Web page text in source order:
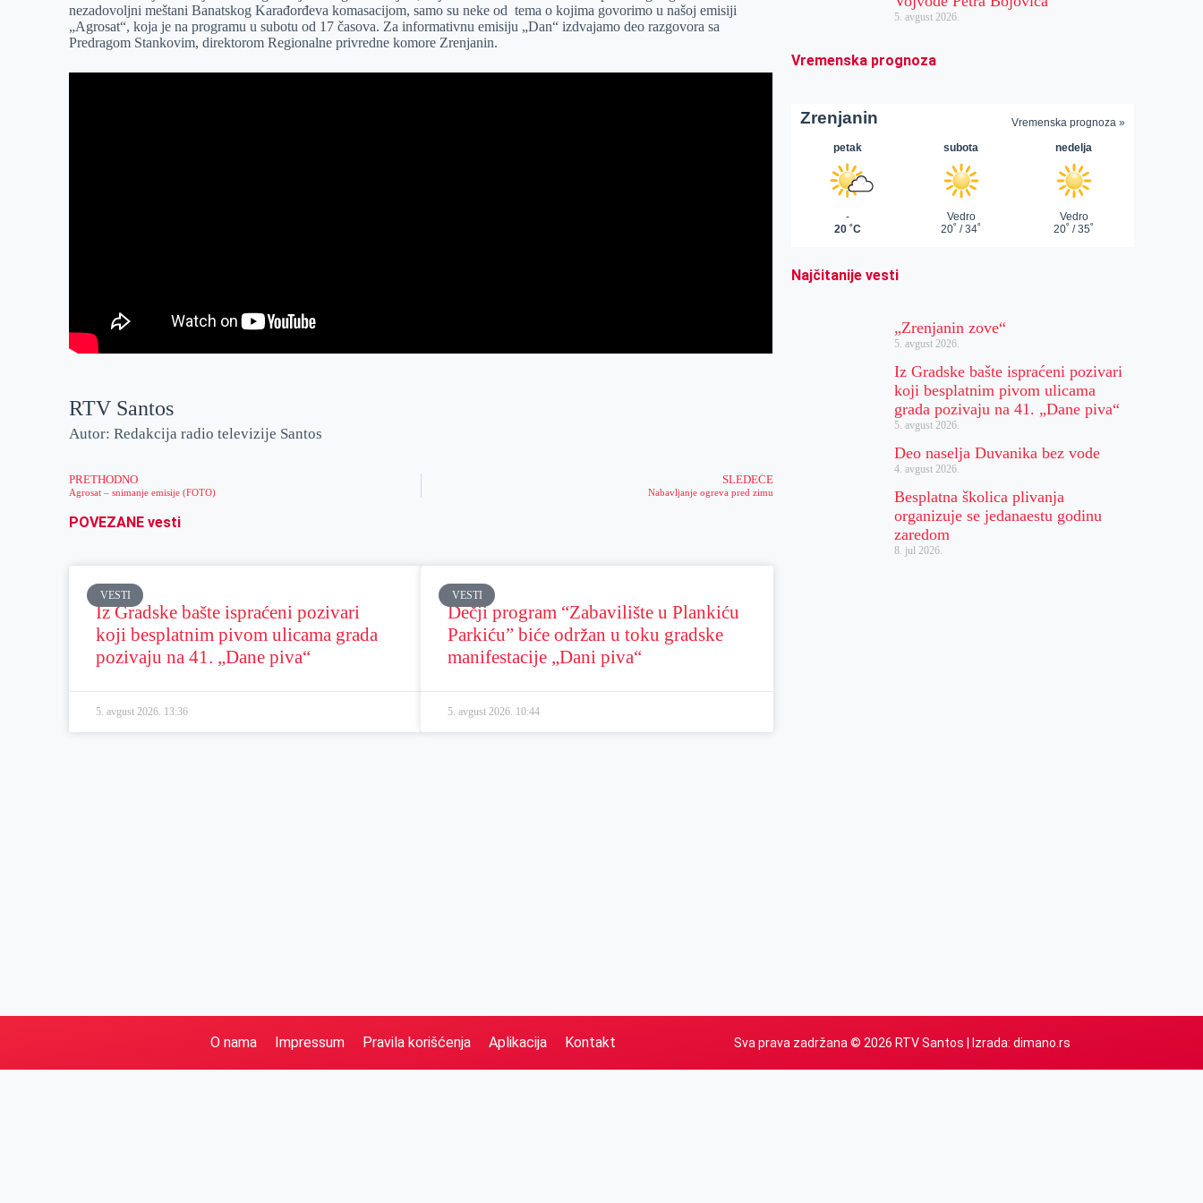
A
p
p
l
nezadovoljni meštani Banatskog Karađorđeva komasacijom, samo su neke od tema o kojima govorimo u našoj emisiji
„Agrosat“, koja je na programu u subotu od 17 časova. Za informativnu emisiju „Dan“ izdvajamo deo razgovora sa
Predragom Stankovim, direktorom Regionalne privredne komore Zrenjanin.
RTV Santos
Autor: Redakcija radio televizije Santos
PRETHODNO
Agrosat – snimanje emisije (FOTO)
SLEDEĆE
Nabavljanje ogreva pred zimu
POVEZANE vesti
VESTI
Iz Gradske bašte ispraćeni pozivari
koji besplatnim pivom ulicama grada
pozivaju na 41. „Dane piva“
5. avgust 2026. 13:36
VESTI
Dečji program “Zabavilište u Plankiću
Parkiću” biće održan u toku gradske
manifestacije „Dani piva“
5. avgust 2026. 10:44
5. avgust 2026.
Vremenska prognoza
Najčitanije vesti
„Zrenjanin zove“
5. avgust 2026.
Iz Gradske bašte ispraćeni pozivari
koji besplatnim pivom ulicama
grada pozivaju na 41. „Dane piva“
5. avgust 2026.
Deo naselja Duvanika bez vode
4. avgust 2026.
Besplatna školica plivanja
organizuje se jedanaestu godinu
zaredom
8. jul 2026.
O nama Impressum Pravila korišćenja Aplikacija Kontakt Sva prava zadržana © 2026 RTV Santos | Izrada: dimano.rs